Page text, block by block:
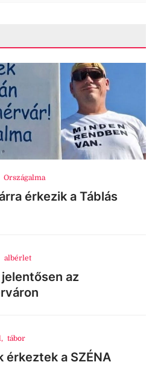
Országalma
érkezik a Táblás
albérlet
az
, tábor
a SZÉNA